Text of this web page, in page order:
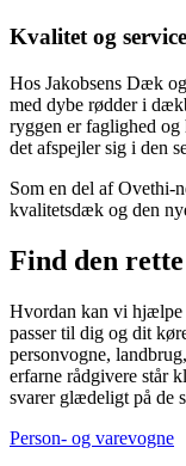
Kvalitet og
Hos Jakobsens Dæk
med dybe rødder i
ryggen er faglighed
det afspejler sig i den
Som en del af Ovethi-
kvalitetsdæk og den
Find den
Hvordan kan vi hjælpe
passer til dig og dit
personvogne,
erfarne rådgivere står
svarer glædeligt på de
Person- og varevogne